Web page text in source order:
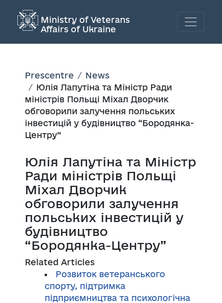
Ministry of Veterans
Affairs of Ukraine
Prescentre
News
Юлія Лапутіна та Міністр Ради
міністрів Польщі Міхал Дворчик
обговорили залучення польських
інвестицій у будівництво “Бородянка-
Центру”
Юлія Лапутіна та Міністр
Ради міністрів Польщі
Міхал Дворчик
обговорили залучення
польських інвестицій у
будівництво
“Бородянка-Центру”
Related Articles
Розвиток ветеранського
спорту, підтримка
підприємництва та психологічна